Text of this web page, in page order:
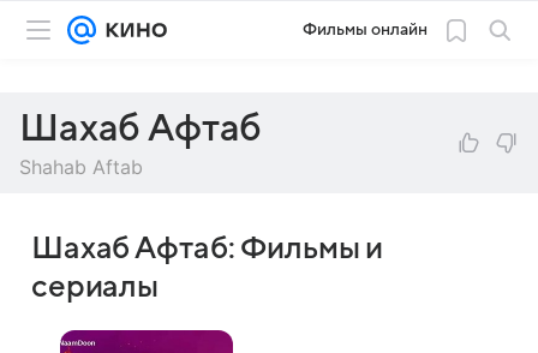
Фильмы онлайн
Шахаб Афтаб
Shahab Aftab
Шахаб Афтаб: Фильмы и
сериалы